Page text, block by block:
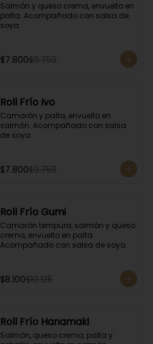
Salmón y queso crema, envuelto en
palta. Acompañado con salsa de
soya.
$7.800$9.750
Roll Frío Ivo
Camarón y palta, envuelto en
salmón. Acompañado con salsa
de soya.
$7.800$9.750
Roll Frío Gumi
Camarón tempura, salmón y queso
crema, envuelto en palta.
Acompañado con salsa de soya.
$8.100$10.125
Roll Frío Hanamaki
Salmón, queso crema, palta y